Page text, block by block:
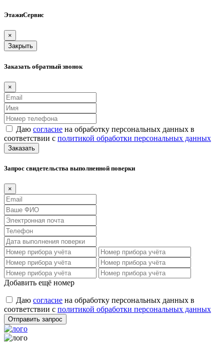
ЭтажиСервис
×
Закрыть
Заказать обратный звонок
×
Даю согласие на обработку персональных данных в
соответствии с политикой обработки персональных данных
Заказать
Запрос свидетельства выполненной поверки
×
Добавить ещё номер
Даю согласие на обработку персональных данных в
соответствии с политикой обработки персональных данных
Отправить запрос